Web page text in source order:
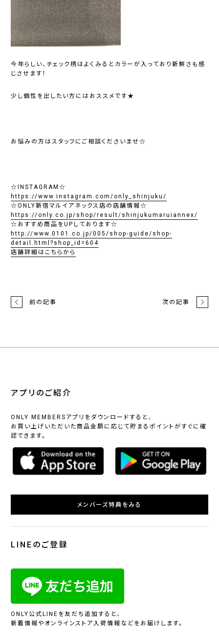
今年らしい、チェック柄はよくみるとカラーが入っており新鮮さも感
じさせます！
少し個性を出したい方にはおススメです★
お悩みの方はスタッフにご相談くださいませ☆
☆INSTAGRAM☆
https://www.instagram.com/only_shinjuku/
☆ONLY新宿マルイアネックス店の店舗情報☆
https://only.co.jp/shop/result/shinjukumaruiannex/
☆おすすめ商品をUPしております☆
http://www.0101.co.jp/005/shop-guide/shop-
detail.html?shop_id=604
店舗詳細はこちらから
前の記事 次の記事
アプリのご紹介
ONLY MEMBERSアプリをダウンロードすると、
お買い上げいただいた商品金額に応じて貯まるポイントがすぐに確
認できます。
メンバーズ特典をみる
LINEのご登録
ONLY公式LINEを友だち追加すると、
新着情報やオンラインストア入荷情報などをお届けします。